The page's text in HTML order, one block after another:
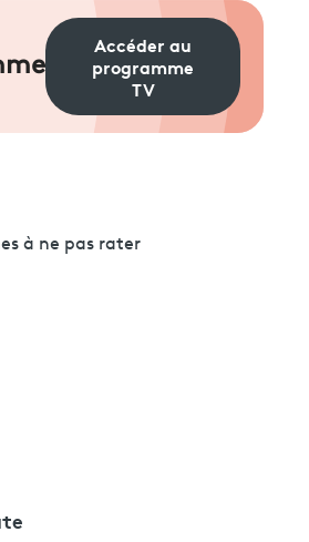
Accéder au
programme
TV
à ne pas rater